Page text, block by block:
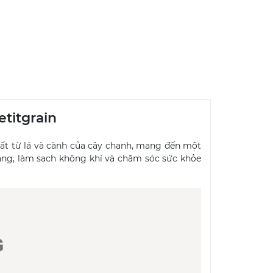
từ lá và cành của cây chanh, mang đến một
làm sạch không khí và chăm sóc sức khỏe